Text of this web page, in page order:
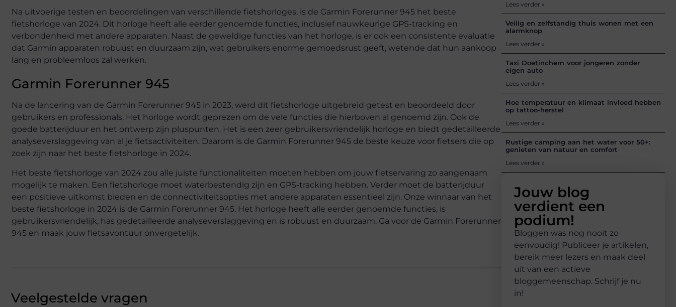
Na uitvoerige testen en beoordelingen van verschillende fietshorloges, is de Garmin Forerunner 945 het beste
fietshorloge van 2024. Dit horloge heeft alle eerder genoemde functies, inclusief nauwkeurige GPS-tracking en
verbondenheid met andere apparaten. Naast de geweldige functies van het horloge, is er ook een consistente evaluatie
dat Garmin apparaten robuust en duurzaam zijn, wat gebruikers enorme gemoedsrust geeft, wetende dat hun aankoop
lang en probleemloos zal werken.
Garmin Forerunner 945
Na de lancering van de Garmin Forerunner 945 in 2023, werd dit fietshorloge uitgebreid getest en beoordeeld door
gebruikers en professionals. Het horloge wordt geprezen om de vele functies die hierboven al genoemd zijn. Ook de
goede batterijduur en het ontwerp zijn pluspunten. Het is een zeer gebruikersvriendelijk horloge en biedt gedetailleerde
analyseverslaggeving van al je fietsactiviteiten. Daarom is de Garmin Forerunner 945 de beste keuze voor fietsers die op
zoek zijn naar het beste fietshorloge in 2024.
Het beste fietshorloge van 2024 zou alle juiste functionaliteiten moeten hebben om jouw fietservaring zo aangenaam
mogelijk te maken. Een fietshorloge moet waterbestendig zijn en GPS-tracking hebben. Verder moet de batterijduur
een positieve uitkomst bieden en de connectiviteitsopties met andere apparaten essentieel zijn. Onze winnaar van het
beste fietshorloge in 2024 is de Garmin Forerunner 945. Het horloge heeft alle eerder genoemde functies, is
gebruikersvriendelijk, has gedetailleerde analyseverslaggeving en is robuust en duurzaam. Ga voor de Garmin Forerunner
945 en maak jouw fietsavontuur onvergetelijk.
Veelgestelde vragen
Lees verder »
Veilig en zelfstandig thuis wonen met een
alarmknop
Lees verder »
Taxi Doetinchem voor jongeren zonder
eigen auto
Lees verder »
Hoe temperatuur en klimaat invloed hebben
op tattoo-herstel
Lees verder »
Rustige camping aan het water voor 50+:
genieten van natuur en comfort
Lees verder »
Jouw blog
verdient een
podium!
Bloggen was nog nooit zo
eenvoudig! Publiceer je artikelen,
bereik meer lezers en maak deel
uit van een actieve
bloggemeenschap. Schrijf je nu
in!